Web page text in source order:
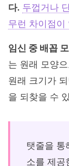
다. 두껍거나
무런 차이점이
임신 중 배꼽
는 원래 모양
원래 크기가
을 되찾을 수
탯줄을 통
소를 제공